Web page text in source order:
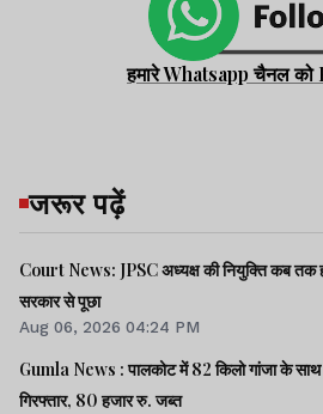
हमारे Whatsapp चैनल
जरूर पढ़ें
Court News: JPSC अध्यक्ष की नियुक्ति कब तक
सरकार से पूछा
Aug 06, 2026 04:24 PM
Gumla News : पालकोट में 82 किलो गांजा के
गिरफ्तार, 80 हजार रु. जब्त